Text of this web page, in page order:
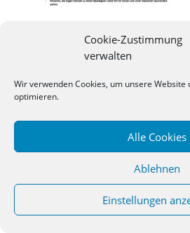
Cookie-Zustimmung
verwalten
Wir verwenden Cookies, um unsere Website
optimieren.
Alle Cookies
Ablehnen
Einstellungen
©2026Studienseminar